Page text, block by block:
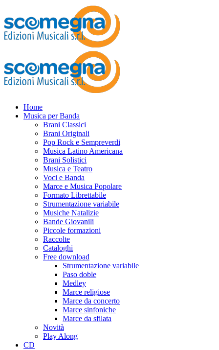
Home
Musica per Banda
Brani Classici
Brani Originali
Pop Rock e Sempreverdi
Musica Latino Americana
Brani Solistici
Musica e Teatro
Voci e Banda
Marce e Musica Popolare
Formato Librettabile
Strumentazione variabile
Musiche Natalizie
Bande Giovanili
Piccole formazioni
Raccolte
Cataloghi
Free download
Strumentazione variabile
Paso doble
Medley
Marce religiose
Marce da concerto
Marce sinfoniche
Marce da sfilata
Novità
Play Along
CD